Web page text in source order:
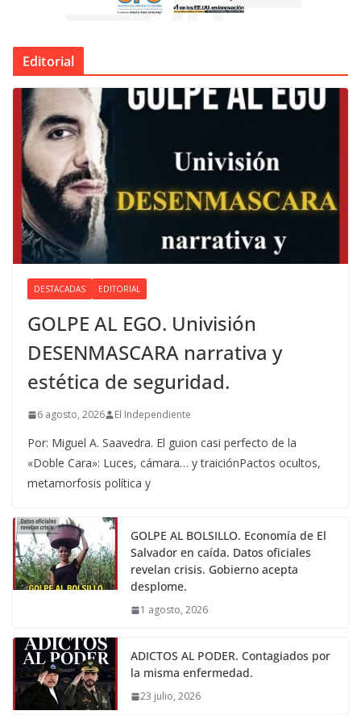
Editorial
DESTACADAS EDITORIAL
GOLPE AL EGO. Univisión
DESENMASCARA narrativa y
estética de seguridad.
6 agosto, 2026 El Independiente
Por: Miguel A. Saavedra. El guion casi perfecto de la
«Doble Cara»: Luces, cámara… y traiciónPactos ocultos,
metamorfosis política y
GOLPE AL BOLSILLO. Economía de El
Salvador en caída. Datos oficiales
revelan crisis. Gobierno acepta
desplome.
1 agosto, 2026
ADICTOS AL PODER. Contagiados por
la misma enfermedad.
23 julio, 2026